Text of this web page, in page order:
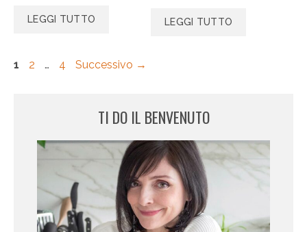
LEGGI TUTTO LEGGI TUTTO
Pagina
1 Pagina
2 … Pagina
4 Successivo →
TI DO IL BENVENUTO